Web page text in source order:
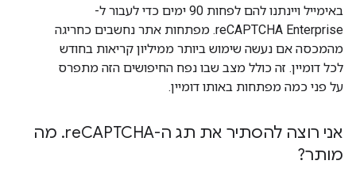
באימייל ויינתנו להם לפחות 90 ימים כדי לעבור ל-
reCAPTCHA Enterprise. מפתחות אתר נחשבים כחריגה
מהמכסה אם נעשה שימוש ביותר ממיליון קריאות בחודש
לכל דומיין. זה כולל מצב שבו נפח החיפושים הזה מתפרס
על פני כמה מפתחות באותו דומיין.
אני רוצה להסתיר את תג ה-reCAPTCHA
. מה
מותר?